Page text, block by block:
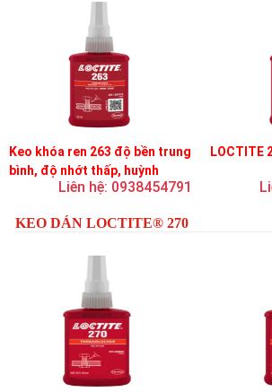
Keo khóa ren 263 độ bền trung
bình, độ nhớt thấp, huỳnh
Liên hệ: 0938454791
LOCTITE
KEO DÁN LOCTITE® 270